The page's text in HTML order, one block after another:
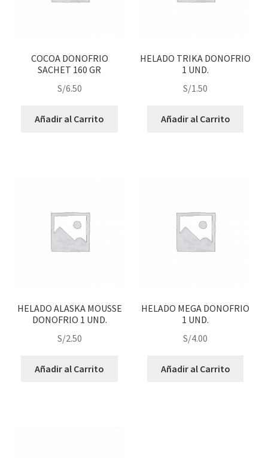
COCOA DONOFRIO
SACHET 160 GR
S/6.50
Añadir al Carrito
HELADO TRIKA DONOFRIO
1 UND.
S/1.50
Añadir al Carrito
HELADO ALASKA MOUSSE
DONOFRIO 1 UND.
S/2.50
Añadir al Carrito
HELADO MEGA DONOFRIO
1 UND.
S/4.00
Añadir al Carrito